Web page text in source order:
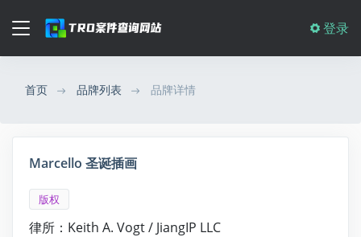
登录
首页 品牌列表 品牌详情
Marcello 圣诞插画
版权
律所：Keith A. Vogt / JiangIP LLC